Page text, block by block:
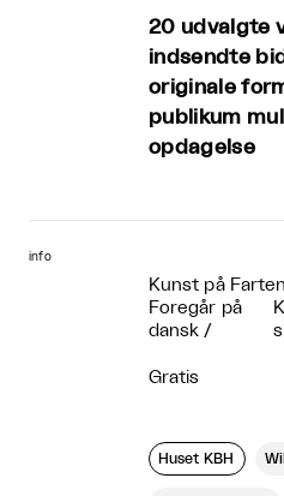
20 udvalgte
indsendte
originale
publikum
opdagelse
info
Kunst på
Foregår på
dansk /
Gratis
Huset KBH